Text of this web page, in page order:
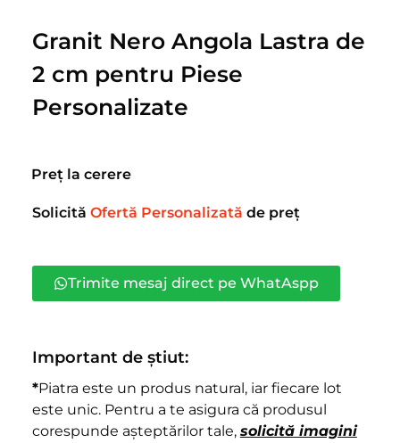
Granit Nero Angola Lastra de
2 cm pentru Piese
Personalizate
Preț la cerere
Solicită Ofertă Personalizată de preț
Trimite mesaj direct pe WhatAspp
Important de știut:
*Piatra este un produs natural, iar fiecare lot
este unic. Pentru a te asigura că produsul
corespunde așteptărilor tale, solicită imagini